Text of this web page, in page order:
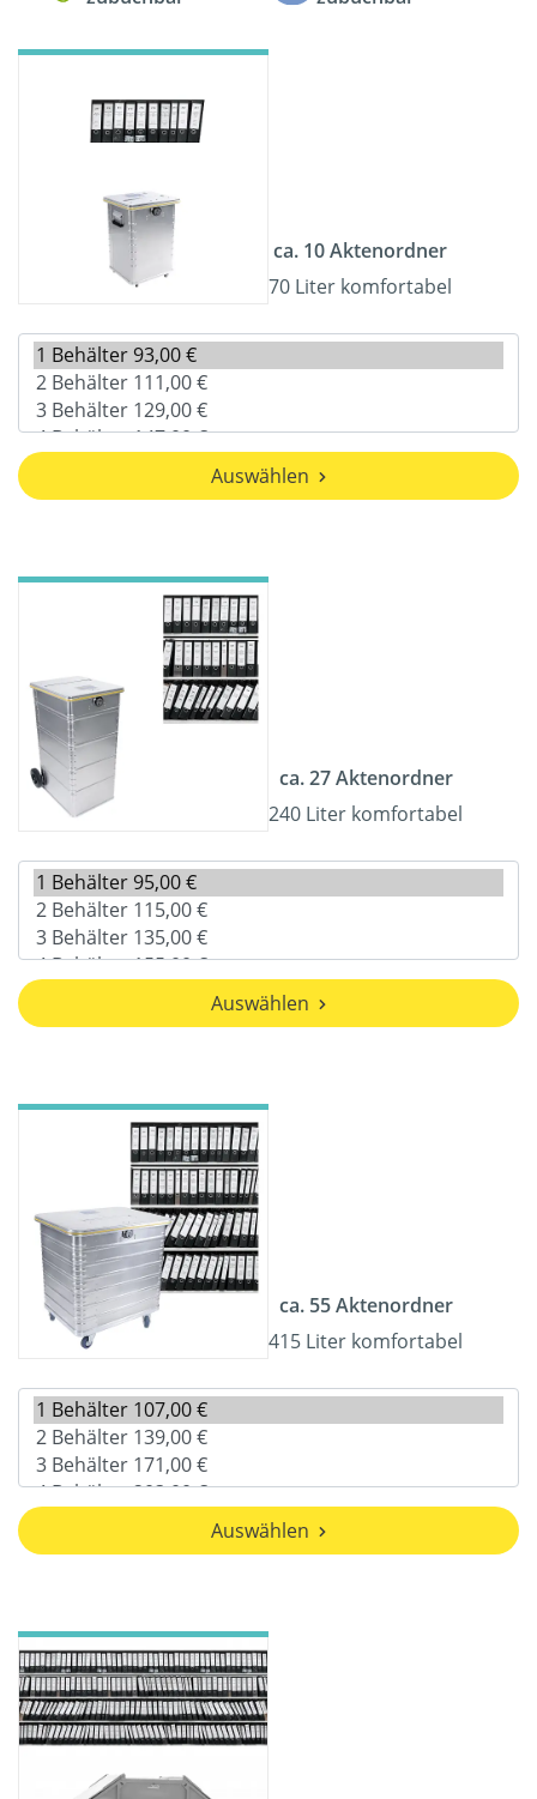
ca. 10 Aktenordner
70 Liter komfortabel
Auswählen
ca. 27 Aktenordner
240 Liter komfortabel
Auswählen
ca. 55 Aktenordner
415 Liter komfortabel
Auswählen